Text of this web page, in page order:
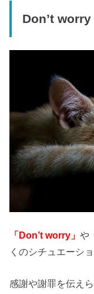
Don’t
「Don’t worry」や
くのシチュエーシ
感謝や謝罪を伝え